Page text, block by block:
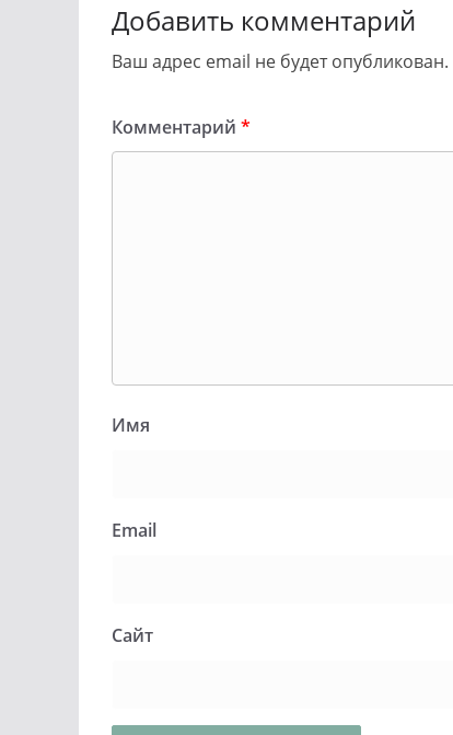
Добавить комментарий
Ваш адрес email не будет опубликован.
Комментарий *
Имя
Email
Сайт